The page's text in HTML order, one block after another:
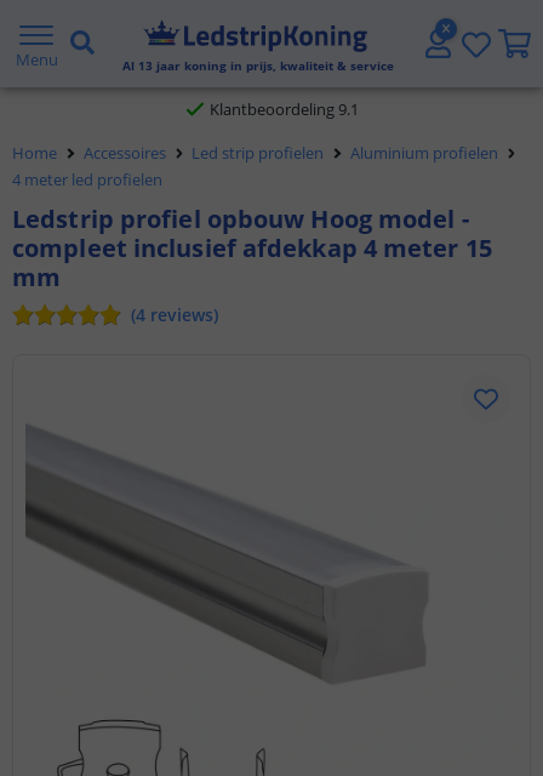
Menu Al 13 jaar koning in prijs, kwaliteit & service
Gratis verzending vanaf € 20,- NL en BE
Klantbeoordeling 9.1
Voor 23:45 uur besteld,morgen in huis
Home Accessoires Led strip profielen
Aluminium profielen
4 meter led profielen
Ledstrip profiel opbouw Hoog model -
compleet inclusief afdekkap 4 meter 15
mm
(4 reviews)